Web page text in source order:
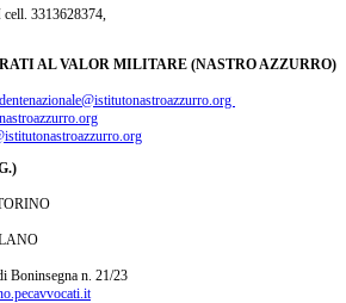
3313628374,
AL VALOR MILITARE (NASTRO AZZURRO)
n. 21/23